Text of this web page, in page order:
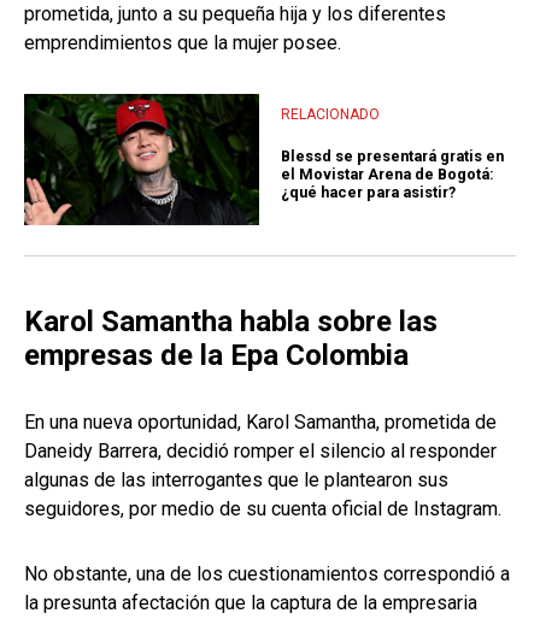
prometida, junto a su pequeña hija y los diferentes
emprendimientos que la mujer posee.
RELACIONADO
Blessd se presentará gratis en
el Movistar Arena de Bogotá:
¿qué hacer para asistir?
Karol Samantha habla sobre las
empresas de la Epa Colombia
En una nueva oportunidad, Karol Samantha, prometida de
Daneidy Barrera, decidió romper el silencio al responder
algunas de las interrogantes que le plantearon sus
seguidores, por medio de su cuenta oficial de Instagram.
No obstante, una de los cuestionamientos correspondió a
la presunta afectación que la captura de la empresaria